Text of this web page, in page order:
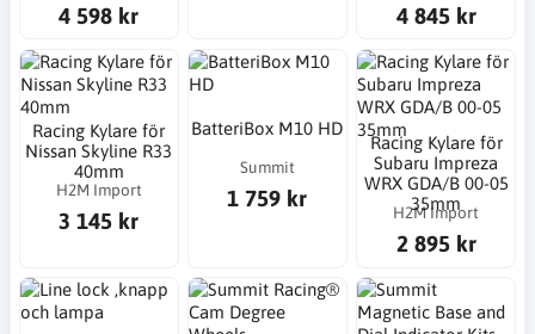
4 598 kr 4 845 kr
Racing Kylare för
Nissan Skyline R33
40mm
H2M Import
3 145 kr
BatteriBox M10 HD
Summit
1 759 kr
Racing Kylare för
Subaru Impreza
WRX GDA/B 00-05
35mm
H2M Import
2 895 kr